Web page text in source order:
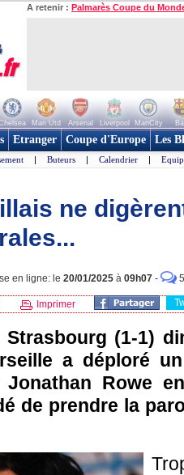
A retenir : Palmarès Coupe du
Man Utd Arsenal Liverpool ManCity
Etranger Coupe d'Europe Les
| Buteurs | Calendrier |
ne
en ligne: le 20/01/2025 à 09h07 -
Imprimer
(1-1)
a déploré
Rowe
de prendre la